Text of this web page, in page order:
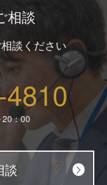
相談
談ください
：00
談